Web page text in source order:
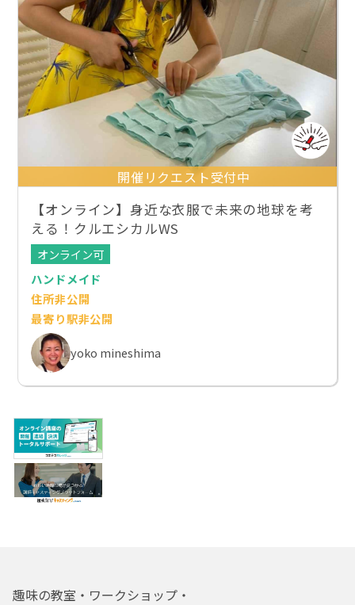
開催リクエスト受付中
【オンライン】身近な衣服で未来の地球を考
える！クルエシカルWS
オンライン可
ハンドメイド
住所非公開
最寄り駅非公開
yoko mineshima
趣味の教室・ワークショップ・